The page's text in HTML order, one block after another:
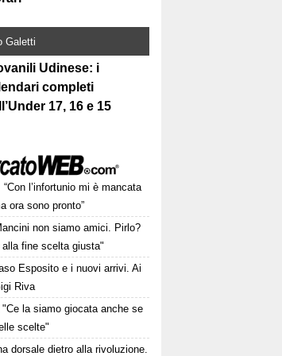
Galetti
Udinese: i
completi
17, 16 e 15
“Con l’infortunio mi è mancata
ora sono pronto”
non siamo amici. Pirlo?
fine scelta giusta"
Esposito e i nuovi arrivi. Ai
Riva
la siamo giocata anche se
scelte"
dorsale dietro alla rivoluzione.